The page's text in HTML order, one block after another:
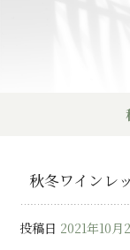
秋冬ワインレ
投稿日 2021年10月